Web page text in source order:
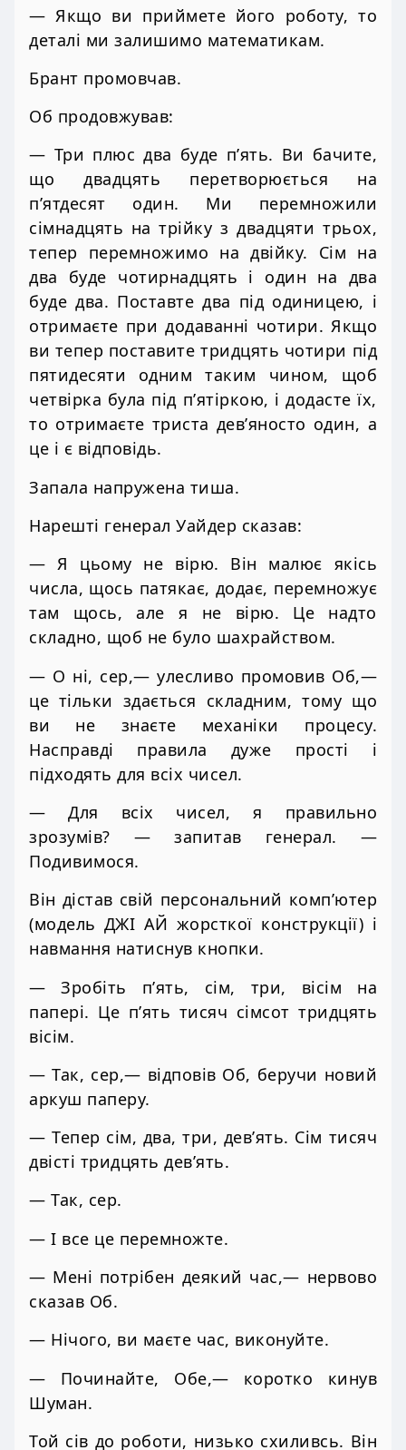
— Якщо ви приймете його роботу, то
деталі ми залишимо математикам.
Брант промовчав.
Об продовжував:
— Три плюс два буде п’ять. Ви бачите,
що двадцять перетворюється на
п’ятдесят один. Ми перемножили
сімнадцять на трійку з двадцяти трьох,
тепер перемножимо на двійку. Сім на
два буде чотирнадцять і один на два
буде два. Поставте два під одиницею, і
отримаєте при додаванні чотири. Якщо
ви тепер поставите тридцять чотири під
пятидесяти одним таким чином, щоб
четвірка була під п’ятіркою, і додасте їх,
то отримаєте триста дев’яносто один, а
це і є відповідь.
Запала напружена тиша.
Нарешті генерал Уайдер сказав:
— Я цьому не вірю. Він малює якісь
числа, щось патякає, додає, перемножує
там щось, але я не вірю. Це надто
складно, щоб не було шахрайством.
— О ні, сер,— улесливо промовив Об,—
це тільки здається складним, тому що
ви не знаєте механіки процесу.
Насправді правила дуже прості і
підходять для всіх чисел.
— Для всіх чисел, я правильно
зрозумів? — запитав генерал. —
Подивимося.
Він дістав свій персональний комп’ютер
(модель ДЖІ АЙ жорсткої конструкції) і
навмання натиснув кнопки.
— Зробіть п’ять, сім, три, вісім на
папері. Це п’ять тисяч сімсот тридцять
вісім.
— Так, сер,— відповів Об, беручи новий
аркуш паперу.
— Тепер сім, два, три, дев’ять. Сім тисяч
двісті тридцять дев’ять.
— Так, сер.
— І все це перемножте.
— Мені потрібен деякий час,— нервово
сказав Об.
— Нічого, ви маєте час, виконуйте.
— Починайте, Обе,— коротко кинув
Шуман.
Той сів до роботи, низько схиливсь. Він